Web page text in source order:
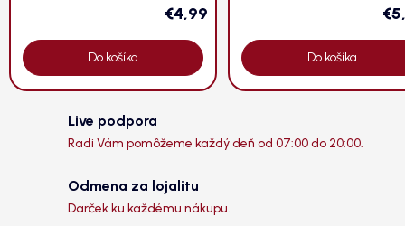
€4,99
Do košíka Do košíka
Live podpora
Radi Vám pomôžeme každý deň od 07:00 do 20:00.
Odmena za lojalitu
Darček ku každému nákupu.